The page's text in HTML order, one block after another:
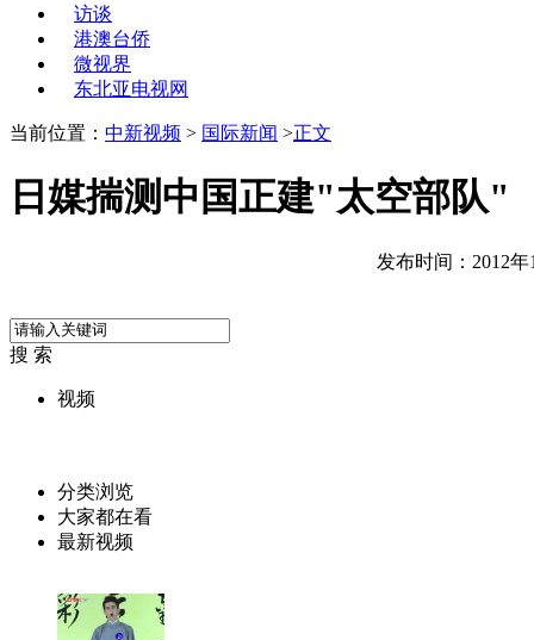
访谈
港澳台侨
微视界
东北亚电视网
当前位置： 中新视频 > 国际新闻 >正文
日媒揣测中国正建"太空部队"
发布时间：2012年
搜 索
视频
分类浏览
大家都在看
最新视频